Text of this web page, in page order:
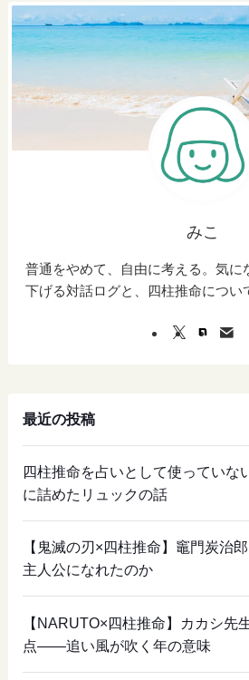
みこ
普通をやめて、自由に考える。気に
下げる対話ログと、四柱推命につい
最近の投稿
四柱推命を占いとして使っていな
に詰めたリュックの話
【鬼滅の刃×四柱推命】竈門炭治
主人公になれたのか
【NARUTO×四柱推命】カカシ先
点——追い風が吹く年の意味